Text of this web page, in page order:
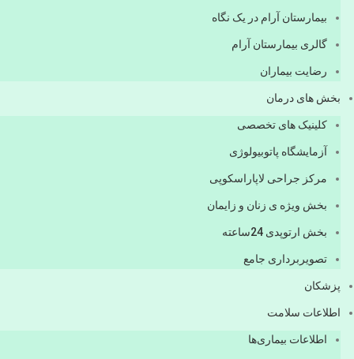
بیمارستان آرام در یک نگاه
گالری بیمارستان آرام
رضایت بیماران
بخش های درمان
کلینیک های تخصصی
آزمایشگاه پاتوبیولوژی
مرکز جراحی لاپاراسکوپی
بخش ویژه ی زنان و زایمان
بخش ارتوپدی 24ساعته
تصویربرداری جامع
پزشكان
اطلاعات سلامت
اطلاعات بیماری‌ها